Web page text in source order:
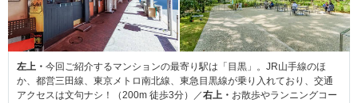
左上・ 今回ご紹介するマンションの最寄り駅は「目黒」。JR山手線のほ
か、都営三田線、東京メトロ南北線、東急目黒線が乗り入れており、交通
アクセスは文句ナシ！（200m 徒歩3分）／右上・ お散歩やランニングコー